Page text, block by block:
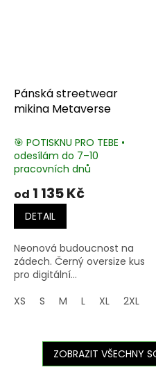
Pánská streetwear
mikina Metaverse
🎯 POTISKNU PRO TEBE •
odesílám do 7–10
pracovních dnů
od 1 135 Kč
DETAIL
Neonová budoucnost na
zádech. Černý oversize kus
pro digitální...
XS
S M L XL 2XL
ZOBRAZIT VŠECHNY